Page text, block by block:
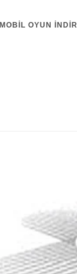
MOBIL OYUN INDIR